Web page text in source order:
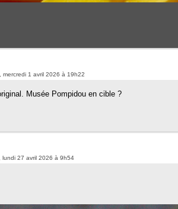
, mercredi 1 avril 2026 à 19h22
Musée Pompidou en cible ?
, lundi 27 avril 2026 à 9h54